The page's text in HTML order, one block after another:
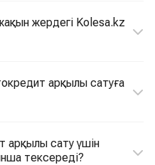
жердегі Kolesa.kz
арқылы сатуға
арқылы сату үшін
тексереді?